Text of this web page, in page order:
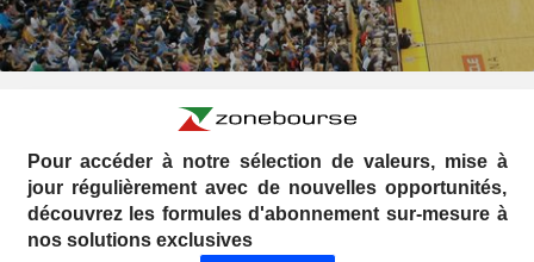
Pour accéder à notre sélection de valeurs, mise à
jour régulièrement avec de nouvelles opportunités,
découvrez les formules d'abonnement sur-mesure à
nos solutions exclusives